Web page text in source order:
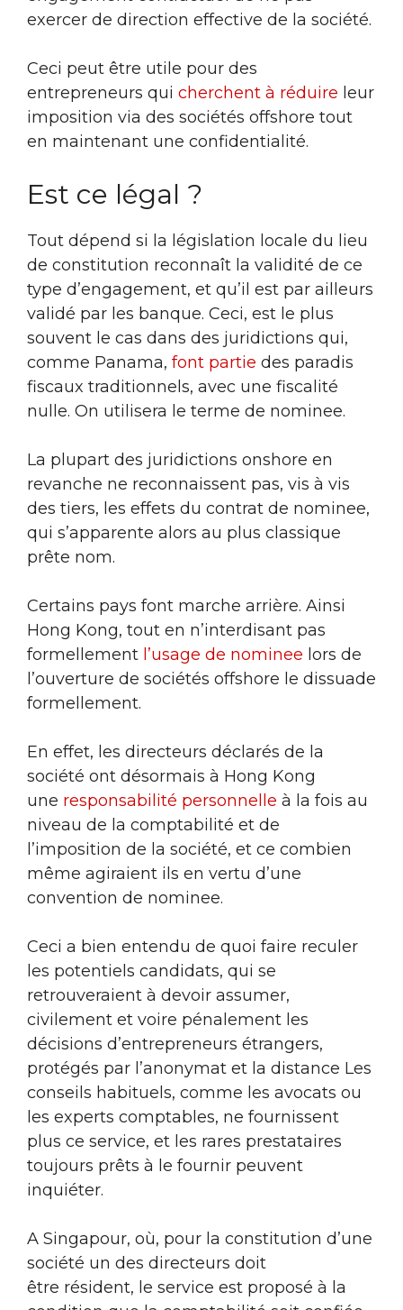
exercer de direction effective de la société.
Ceci peut être utile pour des
entrepreneurs qui cherchent à réduire leur
imposition via des sociétés offshore tout
en maintenant une confidentialité.
Est ce légal ?
Tout dépend si la législation locale du lieu
de constitution reconnaît la validité de ce
type d’engagement, et qu’il est par ailleurs
validé par les banque. Ceci, est le plus
souvent le cas dans des juridictions qui,
comme Panama, font partie des paradis
fiscaux traditionnels, avec une fiscalité
nulle. On utilisera le terme de nominee.
La plupart des juridictions onshore en
revanche ne reconnaissent pas, vis à vis
des tiers, les effets du contrat de nominee,
qui s’apparente alors au plus classique
prête nom.
Certains pays font marche arrière. Ainsi
Hong Kong, tout en n’interdisant pas
formellement l’usage de nominee lors de
l’ouverture de sociétés offshore le dissuade
formellement.
En effet, les directeurs déclarés de la
société ont désormais à Hong Kong
une responsabilité personnelle à la fois au
niveau de la comptabilité et de
l’imposition de la société, et ce combien
même agiraient ils en vertu d’une
convention de nominee.
Ceci a bien entendu de quoi faire reculer
les potentiels candidats, qui se
retrouveraient à devoir assumer,
civilement et voire pénalement les
décisions d’entrepreneurs étrangers,
protégés par l’anonymat et la distance Les
conseils habituels, comme les avocats ou
les experts comptables, ne fournissent
plus ce service, et les rares prestataires
toujours prêts à le fournir peuvent
inquiéter.
A Singapour, où, pour la constitution d’une
société un des directeurs doit
être résident, le service est proposé à la